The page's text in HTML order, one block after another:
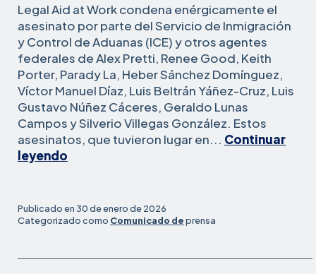
Legal Aid at Work condena enérgicamente el
asesinato por parte del Servicio de Inmigración
y Control de Aduanas (ICE) y otros agentes
federales de Alex Pretti, Renee Good, Keith
Porter, Parady La, Heber Sánchez Domínguez,
Víctor Manuel Díaz, Luis Beltrán Yáñez-Cruz, Luis
Gustavo Núñez Cáceres, Geraldo Lunas
Campos y Silverio Villegas González. Estos
asesinatos, que tuvieron lugar en... Continuar
leyendo
Aid
at
Publicado en30 de enero de 2026
Categorizado como Comunicado deprensa